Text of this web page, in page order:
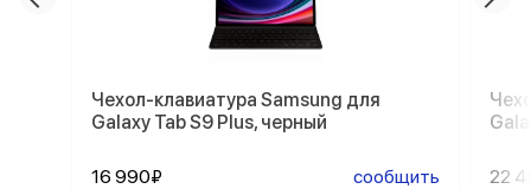
Чехол-клавиатура Samsung для
Galaxy Tab S9 Plus, черный
16 990₽ сообщить 22